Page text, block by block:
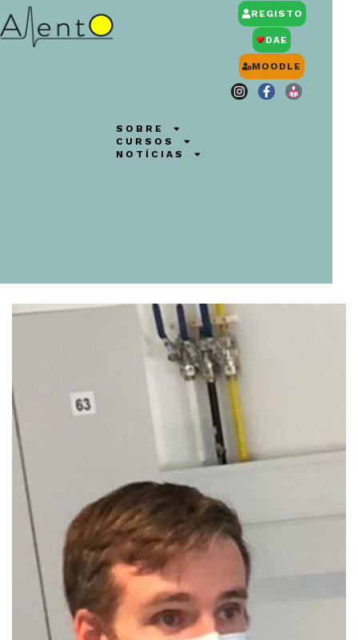
SOBRE
CURSOS
NOTÍCIAS
REGISTO
DAE
MOODLE